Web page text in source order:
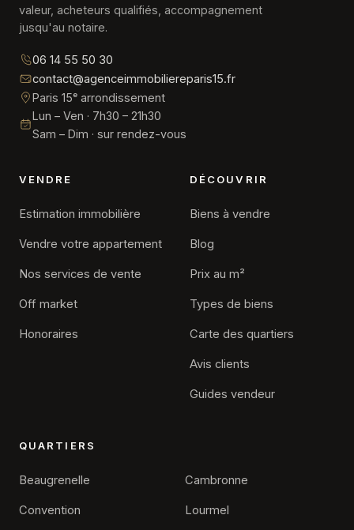
valeur, acheteurs qualifiés, accompagnement
jusqu'au notaire.
06 14 55 50 30
contact@agenceimmobiliereparis15.fr
Paris 15ᵉ arrondissement
Lun – Ven · 7h30 – 21h30
Sam – Dim · sur rendez-vous
VENDRE
Estimation immobilière
Vendre votre appartement
Nos services de vente
Off market
Honoraires
DÉCOUVRIR
Biens à vendre
Blog
Prix au m²
Types de biens
Carte des quartiers
Avis clients
Guides vendeur
QUARTIERS
Beaugrenelle
Convention
Cambronne
Lourmel